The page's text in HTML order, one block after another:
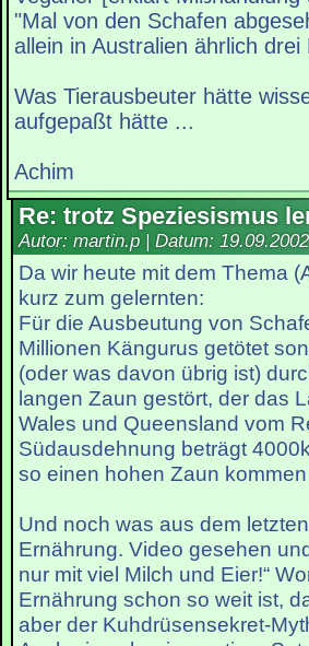
"Mal von den Schafen
allein in Australien ährlich
Was Tierausbeuter hätte
aufgepaßt hätte ...
Achim
Re: trotz Speziesismus
Autor: martin.p | Datum:
Da wir heute mit dem Thema
kurz zum gelernten:
Für die Ausbeutung von
Millionen Kängurus getötet
(oder was davon übrig ist)
langen Zaun gestört, der das
Wales und Queensland vom
Südausdehnung beträgt
so einen hohen Zaun
Und noch was aus dem
Ernährung. Video gesehen
nur mit viel Milch und Eier!“
Ernährung schon so weit ist,
aber der Kuhdrüsensekret-